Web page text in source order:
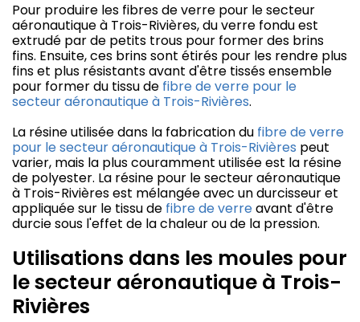
Pour produire les fibres de verre pour le secteur
aéronautique à Trois-Rivières, du verre fondu est
extrudé par de petits trous pour former des brins
fins. Ensuite, ces brins sont étirés pour les rendre plus
fins et plus résistants avant d'être tissés ensemble
pour former du tissu de fibre de verre pour le
secteur aéronautique à Trois-Rivières.
La résine utilisée dans la fabrication du fibre de verre
pour le secteur aéronautique à Trois-Rivières peut
varier, mais la plus couramment utilisée est la résine
de polyester. La résine pour le secteur aéronautique
à Trois-Rivières est mélangée avec un durcisseur et
appliquée sur le tissu de fibre de verreavant d'être
durcie sous l'effet de la chaleur ou de la pression.
Utilisations dans les moules pour
le secteur aéronautique à Trois-
Rivières